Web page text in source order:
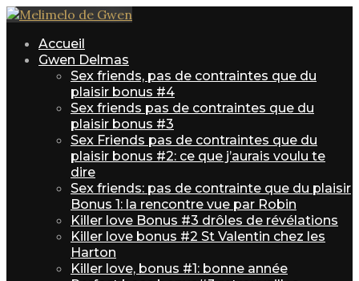
Accueil
Gwen Delmas
Sex friends, pas de contraintes que du
plaisir bonus #4
Sex friends pas de contraintes que du
plaisir bonus #3
Sex Friends pas de contraintes que du
plaisir bonus #2: ce que j’aurais voulu te
dire
Sex friends: pas de contrainte que du plaisir
Bonus 1: la rencontre vue par Robin
Killer love Bonus #3 drôles de révélations
Killer love bonus #2 St Valentin chez les
Harton
Killer love, bonus #1: bonne année